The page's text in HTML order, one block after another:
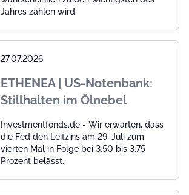
Jahres zählen wird.
27.07.2026
ETHENEA | US-Notenbank:
Stillhalten im Ölnebel
Investmentfonds.de - Wir erwarten, dass
die Fed den Leitzins am 29. Juli zum
vierten Mal in Folge bei 3,50 bis 3,75
Prozent belässt.